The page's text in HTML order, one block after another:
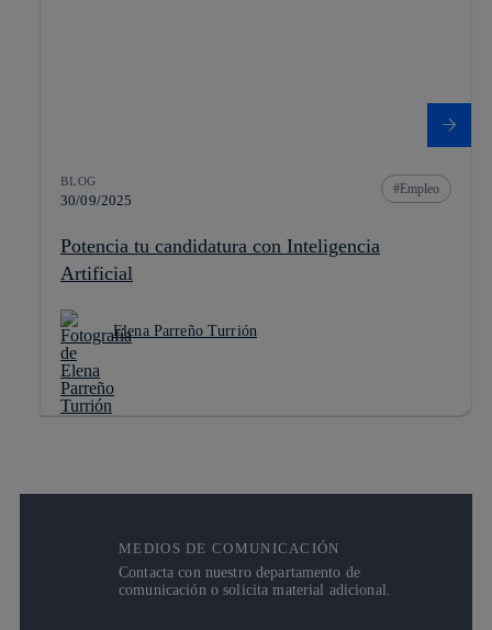
BLOG
30/09/2025
Empleo
Potencia tu candidatura con Inteligencia
Artificial
Elena Parreño Turrión
MEDIOS DE COMUNICACIÓN
Contacta con nuestro departamento de
comunicación o solicita material adicional.